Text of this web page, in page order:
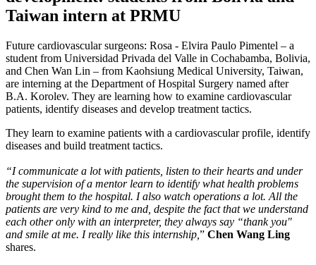
Taiwan intern at PRMU
Future cardiovascular surgeons: Rosa - Elvira Paulo Pimentel – a
student from Universidad Privada del Valle in Cochabamba, Bolivia,
and Chen Wan Lin – from Kaohsiung Medical University, Taiwan,
are interning at the Department of Hospital Surgery named after
B.A. Korolev. They are learning how to examine cardiovascular
patients, identify diseases and develop treatment tactics.
They learn to examine patients with a cardiovascular profile, identify
diseases and build treatment tactics.
“I communicate a lot with patients, listen to their hearts and under
the supervision of a mentor learn to identify what health problems
brought them to the hospital. I also watch operations a lot. All the
patients are very kind to me and, despite the fact that we understand
each other only with an interpreter, they always say “thank you"
and smile at me. I really like this internship, ” Chen Wang Ling
shares.